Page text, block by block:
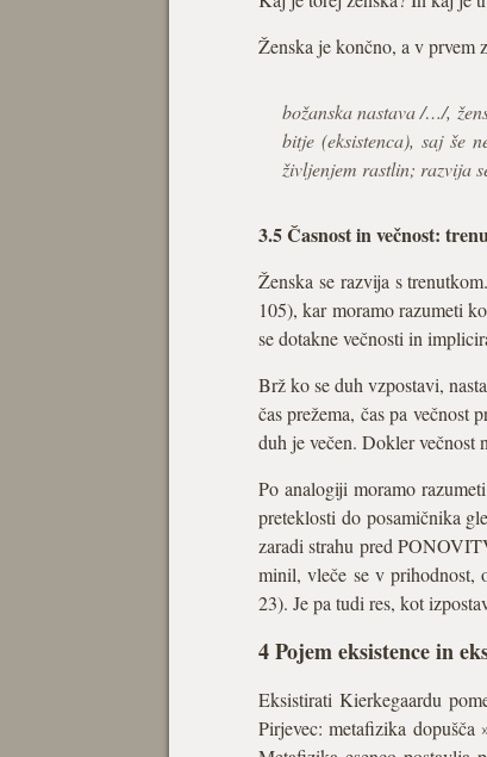
Ženska je končno, a v prvem
božanska nastava /…/,
bitje (eksistenca), saj še
življenjem rastlin; razvija
3.5 Časnost in večnost:
Ženska se razvija s
105), kar moramo razumeti
se dotakne večnosti in
Brž ko se duh vzpostavi,
čas prežema, čas pa večnost
duh je večen. Dokler večnost
Po analogiji moramo
preteklosti do posamičnika
zaradi strahu pred
minil, vleče se v prihodnost,
23). Je pa tudi res, kot
4 Pojem eksistence in
Eksistirati Kierkegaardu
Pirjevec: metafizika